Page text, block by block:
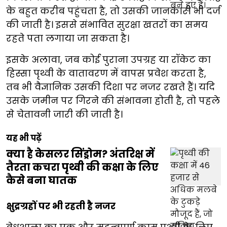
के बहुत करीब पहुंचता है, तो उसकी जानकारी भी दर्ज
की जाती है। इससे संभावित सुरक्षा खतरों का समय
रहते पता लगाया जा सकता है।
इसके अलावा, जब कोई पुराना उपग्रह या रॉकेट का
हिस्सा पृथ्वी के वातावरण में वापस प्रवेश करता है,
तब भी वैज्ञानिक उसकी दिशा पर नजर रखते हैं। यदि
उसके जमीन पर गिरने की संभावना होती है, तो पहले
से चेतावनी जारी की जाती है।
यह भी पढ़ें
क्या है केसलर सिंड्रोम? अंतरिक्ष में
तैरता कचरा पृथ्वी की कक्षा के लिए
कैसे बना घातक
क्षुद्रग्रहों पर भी रहती है नजर